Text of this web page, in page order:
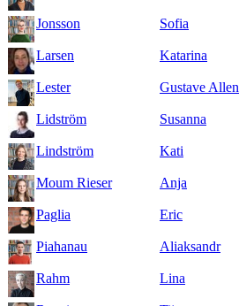
Jonsson Sofia
Larsen Katarina
Lester Gustave Allen
Lidström Susanna
Lindström Kati
Moum Rieser Anja
Paglia Eric
Piahanau Aliaksandr
Rahm Lina